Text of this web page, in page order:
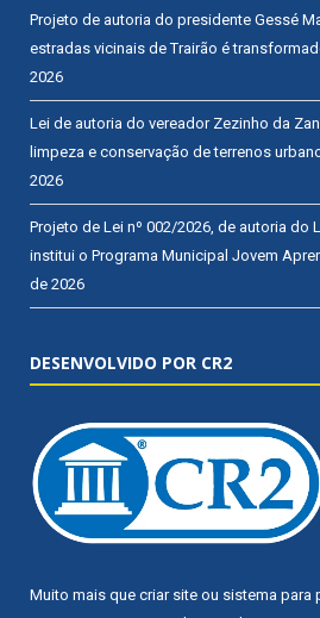
Projeto de autoria do presidente Gessé
estradas vicinais de Trairão é
2026
Lei de autoria do vereador Zezinho da
limpeza e conservação de terrenos
2026
Projeto de Lei nº 002/2026, de autoria do
institui o Programa Municipal Jovem
de 2026
DESENVOLVIDO POR CR2
Muito mais que criar site ou sistema para